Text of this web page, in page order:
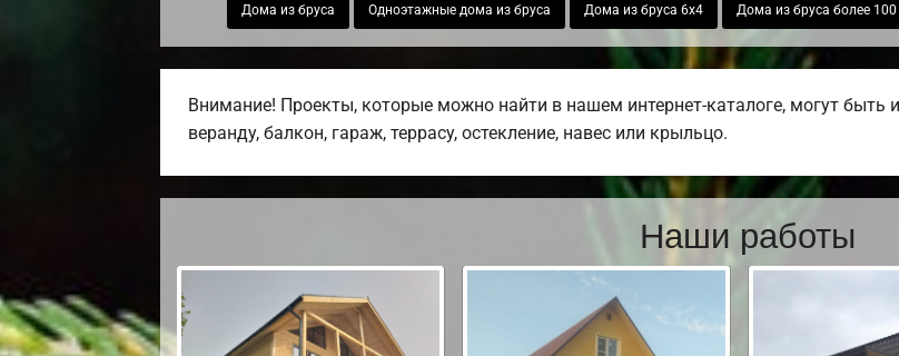
Дома из бруса Одноэтажные дома из бруса Дома из бруса 6х4 Дома из бруса более
Внимание! Проекты, которые можно найти в нашем интернет-каталоге, могут
веранду, балкон, гараж, террасу, остекление, навес или крыльцо.
Наши работы